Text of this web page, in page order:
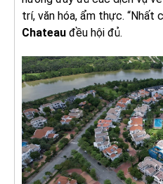
trí, văn hóa, ẩm thực. “Nhất
Chateau đều hội đủ.